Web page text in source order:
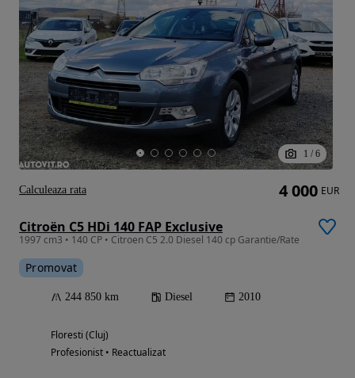
1 / 6
Citroën C5 HDi 140 FAP Exclusive
1997 cm3 • 140 CP • Citroen C5 2.0 Diesel 140 cp Garantie/Rate
Promovat
244 850 km Diesel 2010
Floresti (Cluj)
Profesionist • Reactualizat
4 000 EUR
Calculeaza rata